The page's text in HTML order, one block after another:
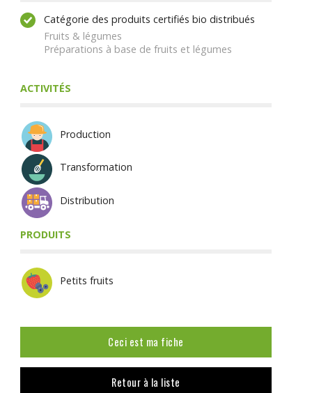
Catégorie des produits certifiés bio distribués
Fruits & légumes
Préparations à base de fruits et légumes
ACTIVITÉS
Production
Transformation
Distribution
PRODUITS
Petits fruits
Ceci est ma fiche
Retour à la liste